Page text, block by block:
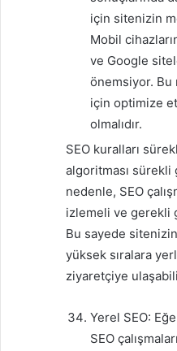
için sitenizin
Mobil
ve Google
önemsiyor.
için optimize
olmalıdır.
SEO kuralları
algoritması
nedenle, SEO
izlemeli ve gerekli
Bu sayede
yüksek sıralara
ziyaretçiye
Yerel SEO:
SEO